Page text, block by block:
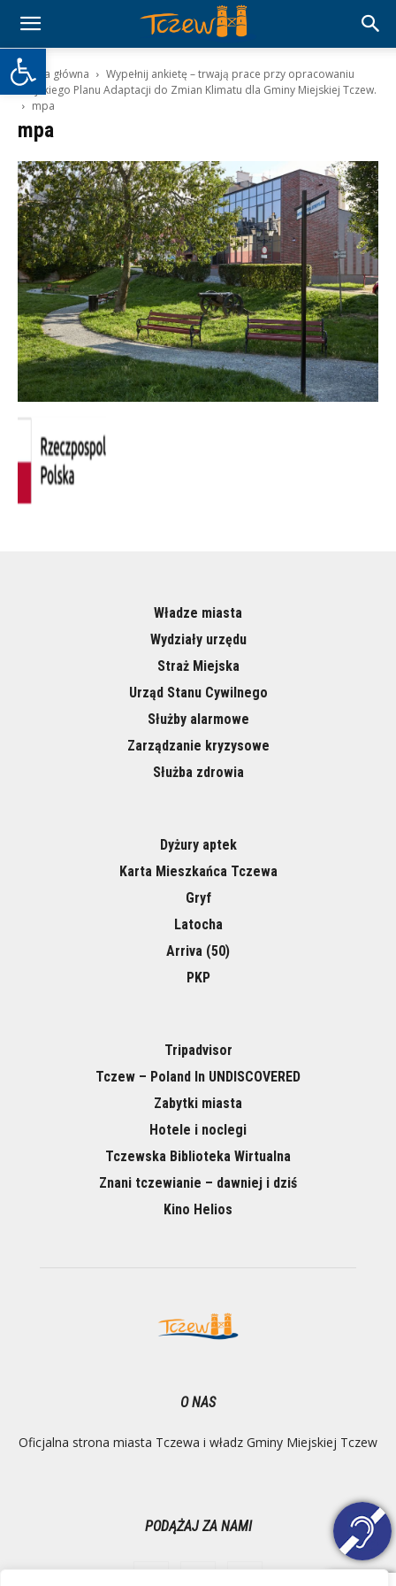
Otwórz pasek narzędzi
Strona główna
Wypełnij ankietę – trwają prace przy opracowaniu
Miejskiego Planu Adaptacji do Zmian Klimatu dla Gminy Miejskiej Tczew.
mpa
mpa
Władze miasta
Wydziały urzędu
Straż Miejska
Urząd Stanu Cywilnego
Służby alarmowe
Zarządzanie kryzysowe
Służba zdrowia
Dyżury aptek
Karta Mieszkańca Tczewa
Gryf
Latocha
Arriva (50)
PKP
Tripadvisor
Tczew – Poland In UNDISCOVERED
Zabytki miasta
Hotele i noclegi
Tczewska Biblioteka Wirtualna
Znani tczewianie – dawniej i dziś
Kino Helios
O NAS
Oficjalna strona miasta Tczewa i władz Gminy Miejskiej Tczew
PODĄŻAJ ZA NAMI